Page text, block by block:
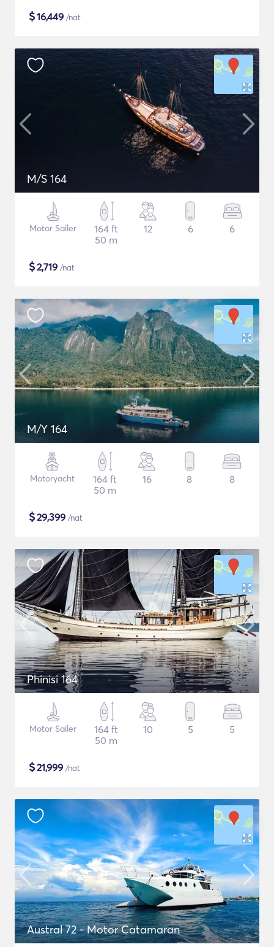
$16,449 /nat
M/S 164
Motor Sailer
164 ft
50 m
12 6 6
$2,719 /nat
M/Y 164
Motoryacht
164 ft
50 m
16 8 8
$29,399 /nat
Phinisi 164
Motor Sailer
164 ft
50 m
10 5 5
$21,999 /nat
Austral 72 - Motor Catamaran